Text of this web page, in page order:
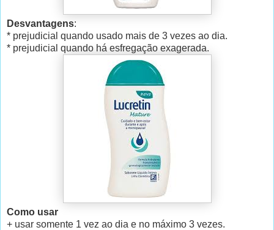
Desvantagens:
* prejudicial quando usado mais de 3 vezes ao dia.
* prejudicial quando há esfregação exagerada.
Como usar
+ usar somente 1 vez ao dia e no máximo 3 vezes.